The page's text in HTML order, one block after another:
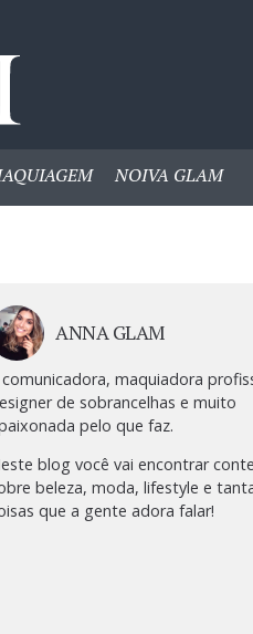
NOIVA GLAM
ANNA GLAM
comunicadora, maquiadora
de sobrancelhas e muito
pelo que faz.
blog você vai encontrar
beleza, moda, lifestyle e
que a gente adora falar!